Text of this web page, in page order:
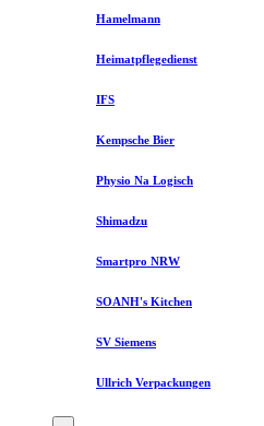
Hamelmann
Heimatpflegedienst
IFS
Kempsche Bier
Physio Na Logisch
Shimadzu
Smartpro NRW
SOANH's Kitchen
SV Siemens
Ullrich Verpackungen